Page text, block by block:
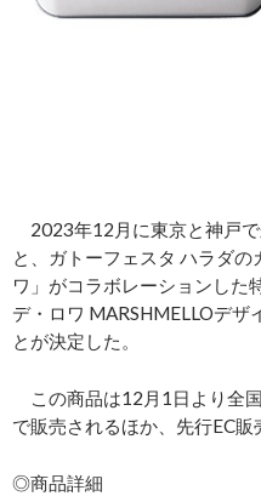
2023年12月に東京と神戸
と、ガトーフェスタ ハラダ
ワ」がコラボレーションした
デ・ロワ MARSHMELLOデザ
とが決定した。
この商品は12月1日より全
で販売されるほか、先行EC販
◎商品詳細